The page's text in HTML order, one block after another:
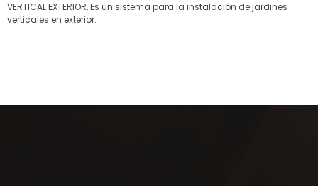
VERTICAL EXTERIOR, Es un sistema para la instalación de jardines
verticales en exterior.